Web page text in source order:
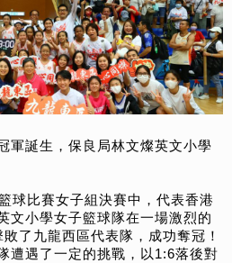
軍誕生，保良局林文燦英文小學
球比賽女子組決賽中，代表香港
文小學女子籃球隊在一場激烈的
了九龍西區代表隊，成功奪冠！
遭遇了一定的挑戰，以1:6落後對